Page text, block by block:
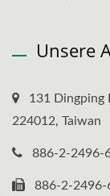
Unsere
131 Dingping
224012, Taiwan
886-2-2496-
886-2-2496-